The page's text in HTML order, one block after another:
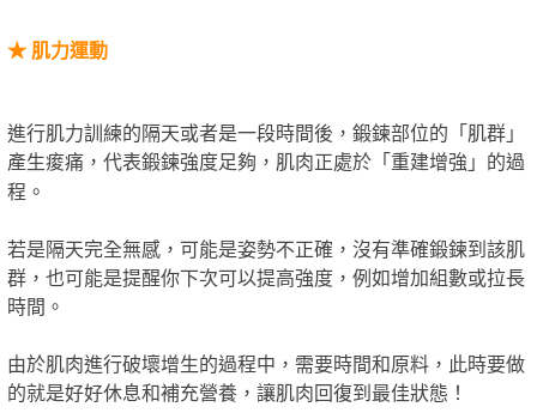
★肌力運動
進行肌力訓練的隔天或者是一段時間後，鍛鍊部位的「肌群」
產生痠痛，代表鍛鍊強度足夠，肌肉正處於「重建增強」的過
程 。
若是隔天完全無感，可能是姿勢不正確，沒有準確鍛鍊到該肌
群，也可能是提醒你下次可以提高強度，例如增加組數或拉長
時間。
由於肌肉進行破壞增生的過程中，需要時間和原料，此時要做
的就是好好休息和補充營養，讓肌肉回復到最佳狀態！